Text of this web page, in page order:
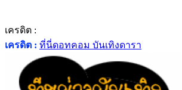
เครดิต :
เครดิต : ที่นี่ดอทคอม บันเทิงดารา